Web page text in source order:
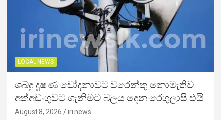
LOCAL NEWS
ශබ්දු දූෂණ චෝදනාවට වරෙන්තු නොමැතිව
අත්අඩංගුවට ගැනිමට බලය දෙන රෙගුලාසි එයි
August 8, 2026 iri news